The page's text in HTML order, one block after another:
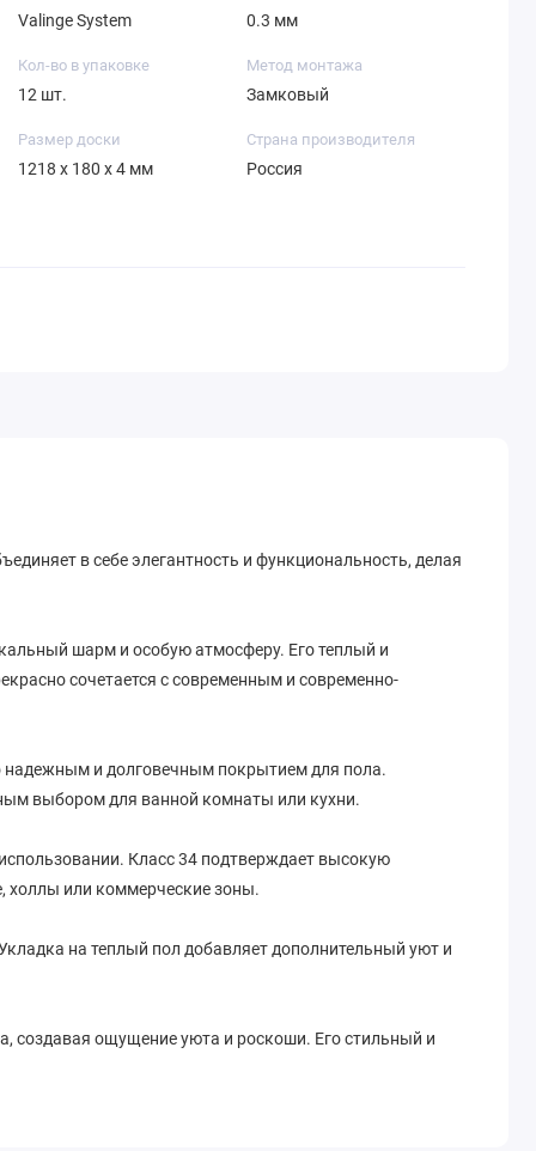
Valinge System 0.3 мм
Кол-во в упаковке
12 шт.
Метод монтажа
Замковый
Размер доски
1218 х 180 х 4 мм
Страна производителя
Россия
в себе элегантность и функциональность, делая
шарм и особую атмосферу. Его теплый и
сочетается с современным и современно-
надежным и долговечным покрытием для пола.
выбором для ванной комнаты или кухни.
Класс 34 подтверждает высокую
холлы или коммерческие зоны.
на теплый пол добавляет дополнительный уют и
создавая ощущение уюта и роскоши. Его стильный и